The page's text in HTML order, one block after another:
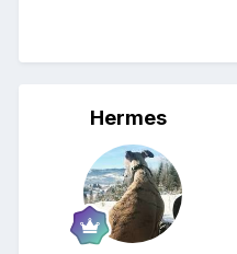
Hermes